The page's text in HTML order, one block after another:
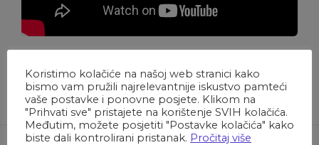
Koristimo kolačiće na našoj web stranici kako
bismo vam pružili najrelevantnije iskustvo pamteći
vaše postavke i ponovne posjete. Klikom na
"Prihvati sve" pristajete na korištenje SVIH kolačića.
Međutim, možete posjetiti "Postavke kolačića" kako
biste dali kontrolirani pristanak. Pročitaj više